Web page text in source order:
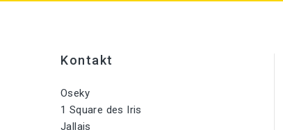
Kontakt
Oseky
1 Square des Iris
Jallais